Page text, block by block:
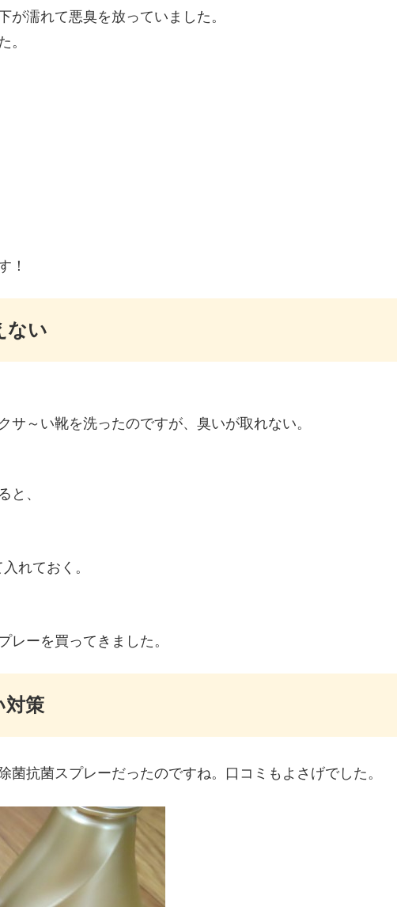
が濡れて悪臭を放っていました。
。
！
ない
サ～い靴を洗ったのですが、臭いが取れない。
と、
れておく。
レーを買ってきました。
対策
菌抗菌スプレーだったのですね。口コミもよさげでした。